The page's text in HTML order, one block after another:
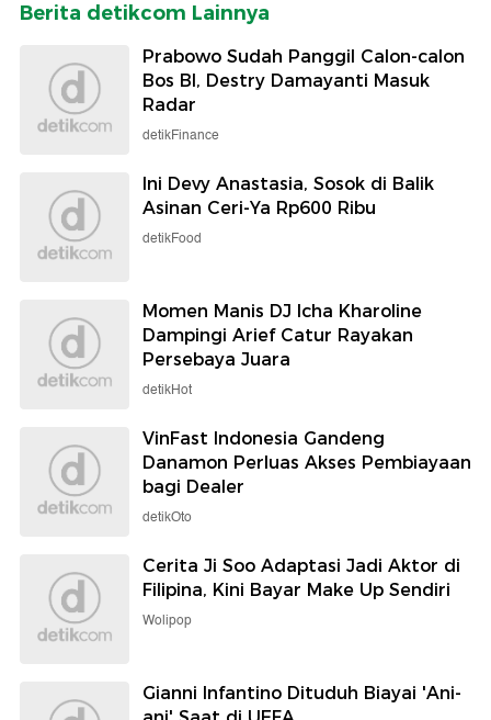
Berita detikcom Lainnya
Prabowo Sudah Panggil Calon-calon
Bos BI, Destry Damayanti Masuk
Radar
detikFinance
Ini Devy Anastasia, Sosok di Balik
Asinan Ceri-Ya Rp600 Ribu
detikFood
Momen Manis DJ Icha Kharoline
Dampingi Arief Catur Rayakan
Persebaya Juara
detikHot
VinFast Indonesia Gandeng
Danamon Perluas Akses Pembiayaan
bagi Dealer
detikOto
Cerita Ji Soo Adaptasi Jadi Aktor di
Filipina, Kini Bayar Make Up Sendiri
Wolipop
Gianni Infantino Dituduh Biayai 'Ani-